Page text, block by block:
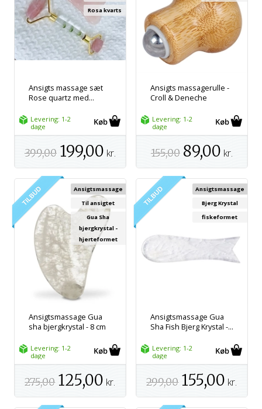
Ansigts massage sæt
Rose quartz med...
Rosa kvarts
Levering: 1-2
dage
399,00 199,00 kr.
Ansigts massagerulle -
Croll & Deneche
Levering: 1-2
dage
155,00 89,00 kr.
Ansigtsmassage Gua
sha bjergkrystal - 8 cm
Ansigtsmassage
Til ansigtet
Gua Sha
bjergkrystal -
hjerteformet
Levering: 1-2
dage
275,00 125,00 kr.
Ansigtsmassage Gua
Sha Fish Bjerg Krystal -...
Ansigtsmassage
Bjerg Krystal
fiskeformet
Levering: 1-2
dage
299,00 155,00 kr.